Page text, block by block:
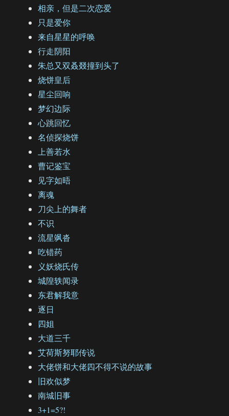
相亲，但是二次恋爱
只是爱你
来自星星的呼唤
行走阴阳
朱总又双叒叕撞到头了
烧饼皇后
星尘回响
梦幻边际
心跳回忆
名侦探烧饼
上善若水
曹记鉴宝
见字如晤
离魂
刀尖上的舞者
不识
流星飒沓
吃错药
义妖烧氏传
城隍轶闻录
东君解我意
逐日
四姐
大道三千
艾荷斯努耶传说
大佬饼和大佬四不得不说的故事
旧欢似梦
南城旧事
3+1=5?!